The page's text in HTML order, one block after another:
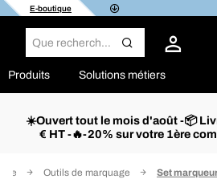
E-boutique
Produits Solutions métiers
☀️Ouvert tout le mois d'août -📦
€ HT -🔥-20% sur votre 1ère
Outils de marquage Set